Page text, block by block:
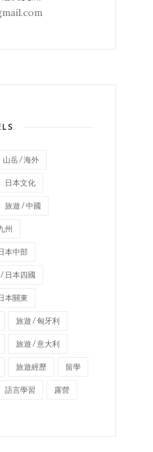
山岳 / 海外
日本文化
旅遊 / 中國
州
本中部
日本四國
本關東
旅遊 / 匈牙利
旅遊 / 意大利
旅遊經歷 留學
語言學習 露營